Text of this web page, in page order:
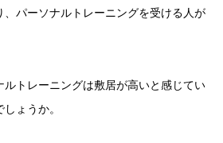
パーソナルトレーニングを受ける人が
ルトレーニングは敷居が高いと感じてい
ょうか。